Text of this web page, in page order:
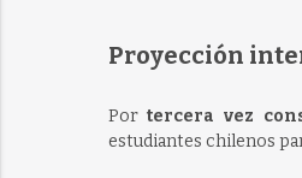
Proyección
Portercera vez
estudiantes chilenos